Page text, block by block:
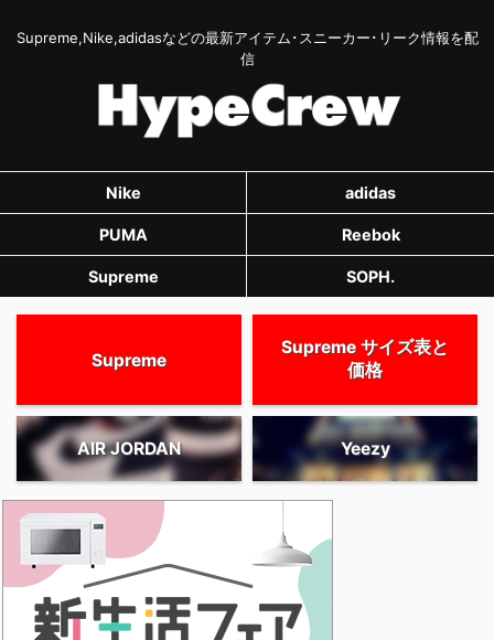
Supreme,Nike,adidasなどの最新アイテム･スニーカー･リーク情報を配
信
Nike adidas
PUMA Reebok
Supreme SOPH.
Supreme
Supreme サイズ表と
価格
AIR JORDAN Yeezy